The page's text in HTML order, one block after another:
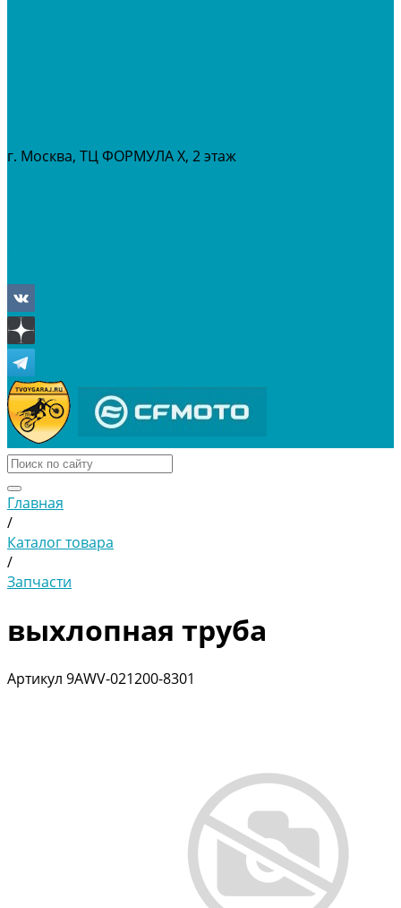
г. Москва, ТЦ ФОРМУЛА Х, 2 этаж
Главная
/
Каталог товара
/
Запчасти
выхлопная труба
Артикул 9AWV-021200-8301